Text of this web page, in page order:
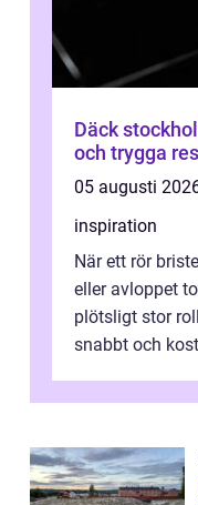
Däck stockholm smarta val för
och trygga
05 augusti
inspiration
När ett rör
eller avloppet
plötsligt stor
snabbt och